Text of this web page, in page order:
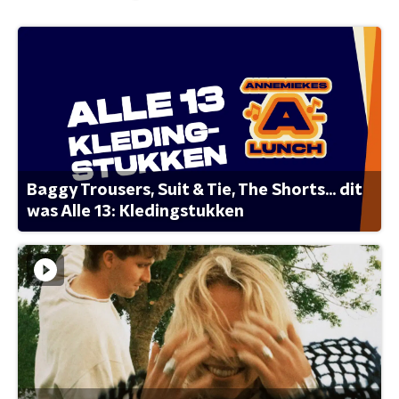
Baggy Trousers, Suit & Tie, The Shorts... dit
was Alle 13: Kledingstukken